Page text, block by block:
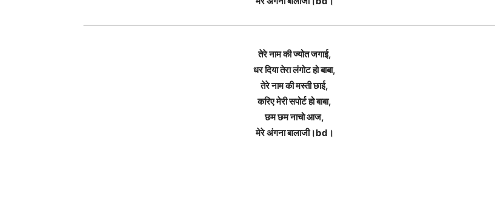
तेरे नाम की ज्योत जगाई,
धर दिया तेरा लंगोट हो बाबा,
तेरे नाम की मस्ती छाई,
करिए मेरी सपोर्ट हो बाबा,
छम छम नाचो आज,
मेरे अंगना बालाजी।bd।